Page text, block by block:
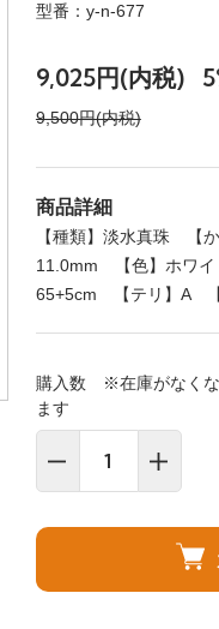
型番：y-n-677
9,025円(内税)
9,500円(内税)
商品詳細
【種類】淡水真珠 【
11.0mm 【色】ホワ
65+5cm 【テリ】A
購入数 ※在庫がなくな
ます